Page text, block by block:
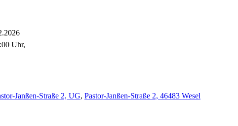
Uhr,
Janßen-Straße 2, UG, Pastor-Janßen-Straße 2, 46483 Wesel